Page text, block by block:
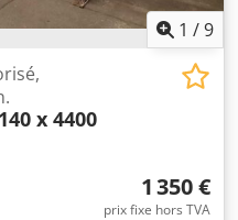
1 /9
140 x 4400
1 350 €
prix fixe hors TVA